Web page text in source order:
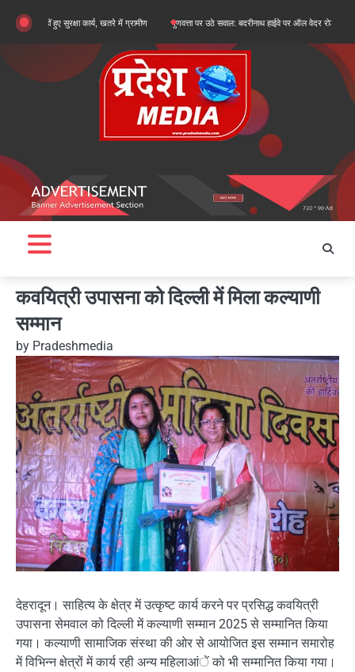
content
हुए सुरक्षा कार्य, खतरे में ग्रामीण गुणवत्ता पर उठे सवाल: बदरीनाथ हाईवे पर ऑल वेदर रोड के सुधारीकरण
कवयित्री उपासना को दिल्ली में मिला कल्याणी
सम्मान
by Pradeshmedia
देहरादून। साहित्य के क्षेत्र में उत्कृष्ट कार्य करने पर प्रसिद्ध कवयित्री
उपासना सेमवाल को दिल्ली में कल्याणी सम्मान 2025 से सम्मानित किया
गया। कल्याणी सामाजिक संस्था की ओर से आयोजित इस सम्मान समारोह
में विभिन्न क्षेत्रों में कार्य रही अन्य महिलाआंें को भी सम्मानित किया गया।